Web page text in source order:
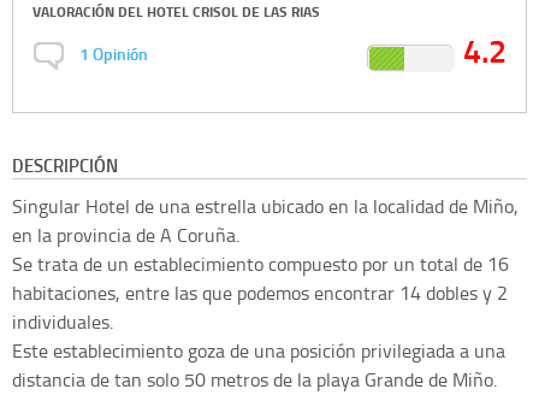
VALORACIÓN DEL HOTEL CRISOL DE LAS RIAS
1 Opinión 4.2
DESCRIPCIÓN
Singular Hotel de una estrella ubicado en la localidad de Miño,
en la provincia de A Coruña.
Se trata de un establecimiento compuesto por un total de 16
habitaciones, entre las que podemos encontrar 14 dobles y 2
individuales.
Este establecimiento goza de una posición privilegiada a una
distancia de tan solo 50 metros de la playa Grande de Miño.